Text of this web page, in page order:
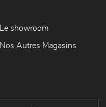
Le showroom
Nos Autres Magasins